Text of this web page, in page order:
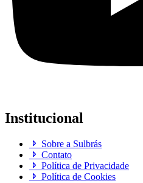
Institucional
Sobre a Sulbrás
Contato
Política de Privacidade
Política de Cookies